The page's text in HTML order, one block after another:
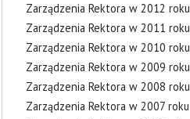
Zarządzenia Rektora w 2012 roku
Zarządzenia Rektora w 2011 roku
Zarządzenia Rektora w 2010 roku
Zarządzenia Rektora w 2009 roku
Zarządzenia Rektora w 2008 roku
Zarządzenia Rektora w 2007 roku